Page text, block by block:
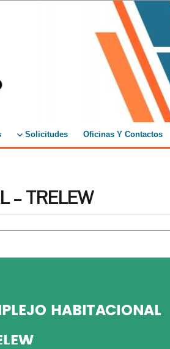
Solicitudes Oficinas Y Contactos
– TRELEW